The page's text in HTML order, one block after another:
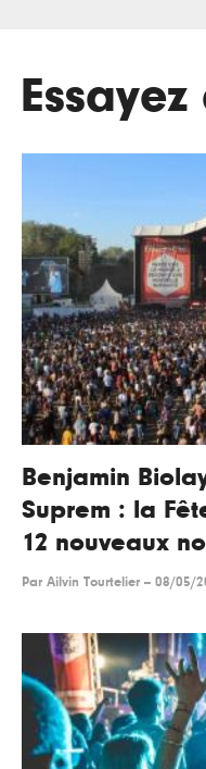
Benjamin
Suprem : la
12 nouveaux
Par Ailvin Tourtelier -- 08/05/